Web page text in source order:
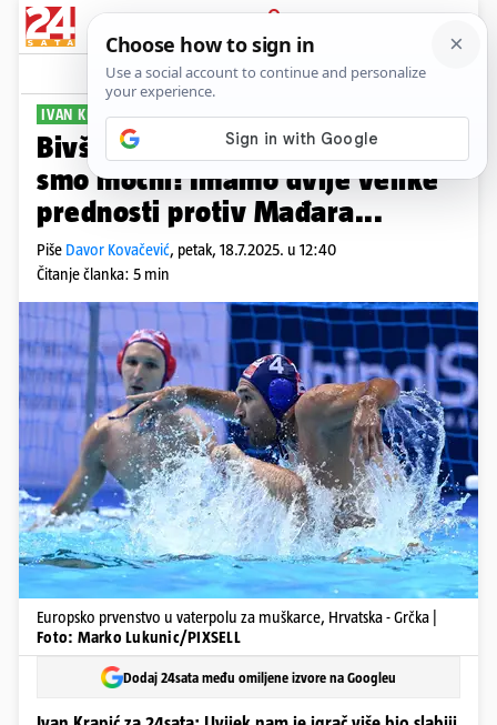
PRIJAVA
Sport Komentari
IVAN KRAPIĆ ZA 24SATA PLUS+
Bivši kapetan 'barakuda': Baš
smo moćni! Imamo dvije velike
prednosti protiv Mađara...
Piše Davor Kovačević, petak, 18.7.2025. u 12:40
Čitanje članka: 5 min
Europsko prvenstvo u vaterpolu za muškarce, Hrvatska - Grčka |
Foto: Marko Lukunic/PIXSELL
Dodaj 24sata među omiljene izvore na Googleu